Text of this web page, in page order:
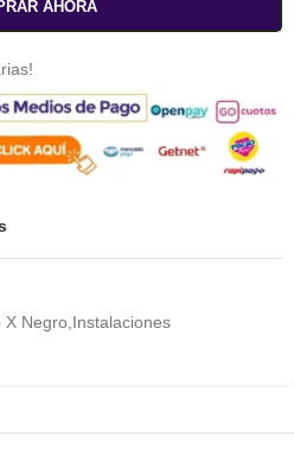
AHORA
X Negro,Instalaciones